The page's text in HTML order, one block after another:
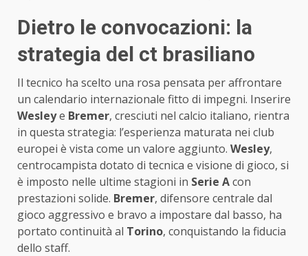
Dietro le convocazioni: la
strategia del ct brasiliano
Il tecnico ha scelto una rosa pensata per affrontare
un calendario internazionale fitto di impegni. Inserire
Wesleye Bremer, cresciuti nel calcio italiano, rientra
in questa strategia: l’esperienza maturata nei club
europei è vista come un valore aggiunto. Wesley,
centrocampista dotato di tecnica e visione di gioco, si
è imposto nelle ultime stagioni in Serie Acon
prestazioni solide. Bremer, difensore centrale dal
gioco aggressivo e bravo a impostare dal basso, ha
portato continuità al Torino, conquistando la fiducia
dello staff.